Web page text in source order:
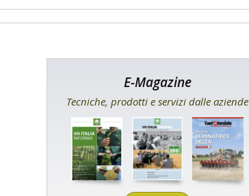
E-Magazine
Tecniche, prodotti e servizi dalle aziende